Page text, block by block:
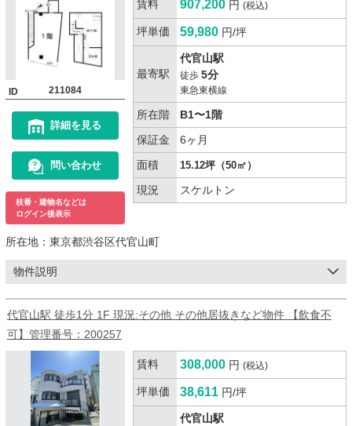
ID 211084
詳細を見る
問い合わせ
枝番・建物名などは
ログイン後表示
賃料 907,200 円 (税込)
坪単価 59,980 円/坪
最寄駅
代官山駅
徒歩 5分
東急東横線
所在階
B1〜1階
保証金
6ヶ月
面積
15.12坪（50㎡）
現況 スケルトン
所在地： 東京都渋谷区代官山町
物件説明
代官山駅 徒歩1分 1F 現況:その他 その他居抜きなど物件 【飲食不
可】管理番号：200257
賃料 308,000 円 (税込)
坪単価 38,611 円/坪
代官山駅